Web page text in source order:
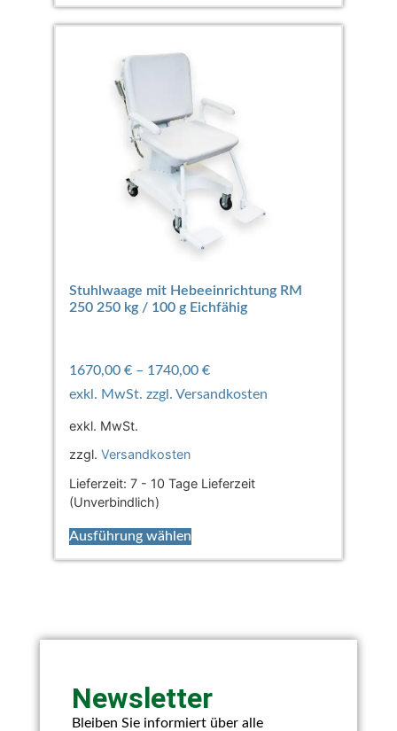
Stuhlwaage mit Hebeeinrichtung RM
250 250 kg / 100 g Eichfähig
1670,00 €– 1740,00 €
exkl. MwSt.
zzgl. Versandkosten
Lieferzeit: 7 - 10 Tage Lieferzeit
(Unverbindlich)
Ausführung wählen
Newsletter
Bleiben Sie informiert über alle